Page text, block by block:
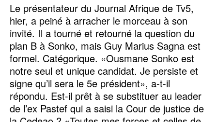
Le présentateur du Journal Afrique de Tv5,
hier, a peiné à arracher le morceau à son
invité. Il a tourné et retourné la question du
plan B à Sonko, mais Guy Marius Sagna est
formel. Catégorique. «Ousmane Sonko est
notre seul et unique candidat. Je persiste et
signe qu’il sera le 5e président», a-t-il
répondu. Est-il prêt à se substituer au leader
de l’ex Pastef qui a saisi la Cour de justice de